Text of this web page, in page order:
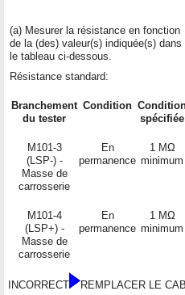
(a) Mesurer la résistance en fonction
de la (des) valeur(s) indiquée(s) dans
le tableau ci-dessous.
Résistance standard:
Branchement
du tester
Condition
spécifiée
M101-3
(LSP-) -
Masse de
carrosserie
En
permanence
1 MΩ
minimum
M101-4
(LSP+) -
Masse de
carrosserie
En
permanence
1 MΩ
minimum
INCORRECT
REMPLACER LE